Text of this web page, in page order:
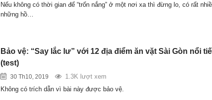
Nếu không có thời gian để “trốn nắng” ở một nơi xa thì đừng lo, có rất
những hồ…
Bảo vệ: “Say lắc lư” với 12 địa điểm ăn vặt Sài Gòn nổi
(test)
30 Th10, 2019
1.3K lượt xem
Không có trích dẫn vì bài này được bảo vệ.